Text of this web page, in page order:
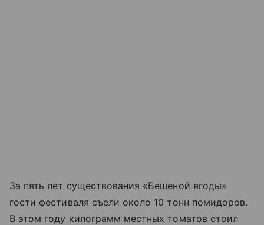
За пять лет существования «Бешеной ягоды»
гости фестиваля съели около 10 тонн помидоров.
В этом году килограмм местных томатов стоил